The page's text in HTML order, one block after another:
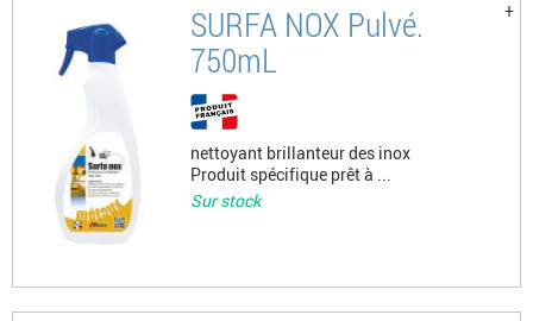
SURFA NOX Pulvé.
750mL
nettoyant brillanteur des inox
Produit spécifique prêt à ...
Sur stock